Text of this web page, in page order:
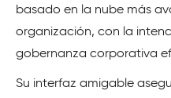
basado en la nube más
organización, con la
gobernanza corporativa
Su interfaz amigable